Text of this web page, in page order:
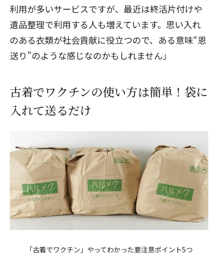
利用が多いサービスですが、最近は終活片付けや
遺品整理で利用する人も増えています。思い入れ
のある衣類が社会貢献に役立つので、ある意味“恩
送り”のような感じなのかもしれません」
古着でワクチンの使い方は簡単！袋に
入れて送るだけ
「古着でワクチン」やってわかった要注意ポイント5つ